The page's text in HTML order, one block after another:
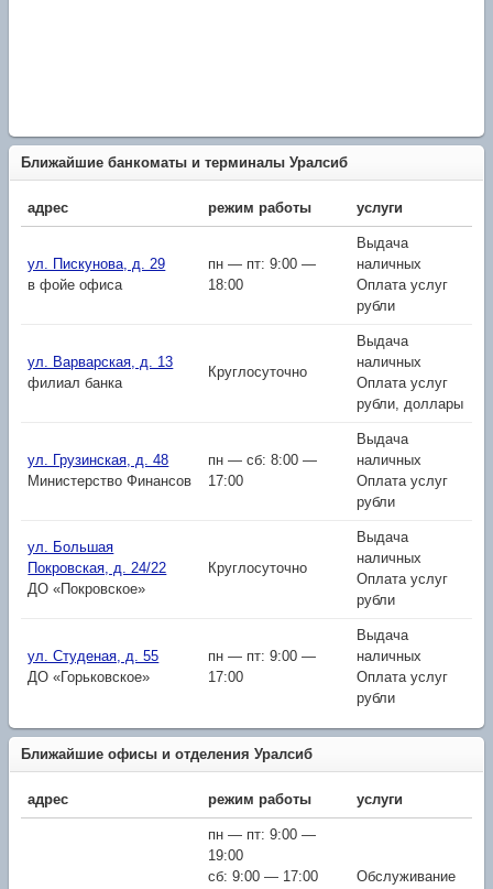
Ближайшие банкоматы и терминалы Уралсиб
адрес режим работы услуги
ул. Пискунова, д. 29
в фойе офиса
пн — пт: 9:00 —
18:00
Выдача
наличных
Оплата услуг
рубли
ул. Варварская, д. 13
филиал банка
Круглосуточно
Выдача
наличных
Оплата услуг
рубли, доллары
ул. Грузинская, д. 48
Министерство Финансов
пн — сб: 8:00 —
17:00
Выдача
наличных
Оплата услуг
рубли
ул. Большая
Покровская, д. 24/22
ДО «Покровское»
Круглосуточно
Выдача
наличных
Оплата услуг
рубли
ул. Студеная, д. 55
ДО «Горьковское»
пн — пт: 9:00 —
17:00
Выдача
наличных
Оплата услуг
рубли
Ближайшие офисы и отделения Уралсиб
адрес режим работы услуги
пн — пт: 9:00 —
19:00
сб: 9:00 — 17:00
Обслуживание